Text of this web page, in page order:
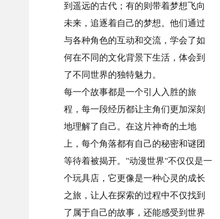
到遥远的古代；有的则带着梦想飞向
未来，追逐着自己的梦想。他们通过
与各种角色的互动和交流，学会了如
何在不同的文化背景下生活，体会到
了不同世界的独特魅力。
每一个故事都是一个引人入胜的旅
程，每一段经历都让主角们更加深刻
地理解了自己。在这片神奇的土地
上，每个角落都有自己的秘密和谜团
等待着被揭开。"动漫世界"不仅仅是一
个玩具店，它更像是一种心灵的成长
之旅，让人在探索的过程中不仅找到
了属于自己的故事，还能感受到世界